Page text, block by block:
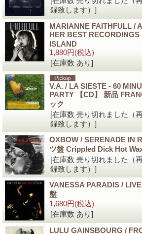
録致します）]
MARIANNE FAITHFULL /
HER BEST RECORDINGS
ISLAND
1,880円(税込)
[在庫数 あり]
V.A. / LA SIESTE - 60
PARTY 【CD】 新品
ック
[在庫数 売り切れました（
録致します）]
OXBOW / SERENADE IN
ツ盤 Crippled Dick Hot
[在庫数 売り切れました（
録致します）]
VANESSA PARADIS /
盤
1,680円(税込)
[在庫数 あり]
LULU GAINSBOURG /